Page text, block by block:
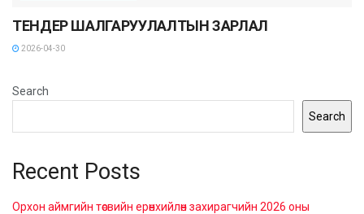
ТЕНДЕР ШАЛГАРУУЛАЛТЫН ЗАРЛАЛ
2026-04-30
Search
Search
Recent Posts
Орхон аймгийн төсвийн ерөнхийлөн захирагчийн 2026 оны